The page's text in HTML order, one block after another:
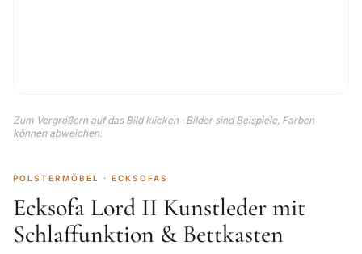
Zum Vergrößern auf das Bild klicken · Bilder sind Beispiele, Farben
können abweichen.
POLSTERMÖBEL · ECKSOFAS
Ecksofa Lord II Kunstleder mit
Schlaffunktion & Bettkasten